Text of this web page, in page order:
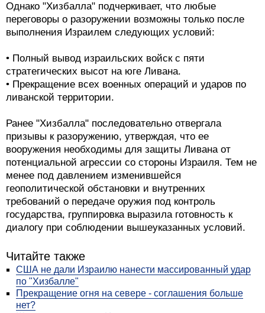
Однако "Хизбалла" подчеркивает, что любые
переговоры о разоружении возможны только после
выполнения Израилем следующих условий:
• Полный вывод израильских войск с пяти
стратегических высот на юге Ливана.
• Прекращение всех военных операций и ударов по
ливанской территории.
Ранее "Хизбалла" последовательно отвергала
призывы к разоружению, утверждая, что ее
вооружения необходимы для защиты Ливана от
потенциальной агрессии со стороны Израиля. Тем не
менее под давлением изменившейся
геополитической обстановки и внутренних
требований о передаче оружия под контроль
государства, группировка выразила готовность к
диалогу при соблюдении вышеуказанных условий.
Читайте также
США не дали Израилю нанести массированный удар
по "Хизбалле"
Прекращение огня на севере - соглашения больше
нет?